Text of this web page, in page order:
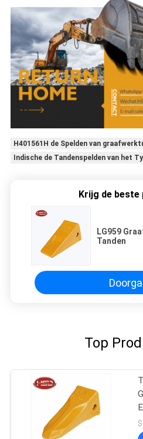
H401561H de Spelden van
Indische de Tandenspelden van het
Krijg de
LG959
Tanden
Top